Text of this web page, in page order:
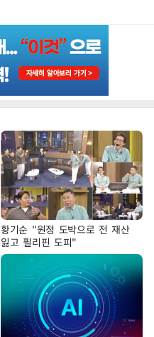
황기순 "원정 도박으로 전 재산
잃고 필리핀 도피"